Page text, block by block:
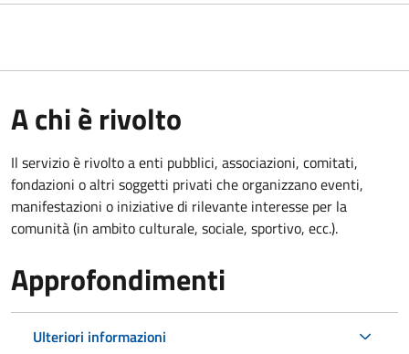
A chi è rivolto
Il servizio è rivolto a enti pubblici, associazioni, comitati,
fondazioni o altri soggetti privati che organizzano eventi,
manifestazioni o iniziative di rilevante interesse per la
comunità (in ambito culturale, sociale, sportivo, ecc.).
Approfondimenti
Ulteriori informazioni